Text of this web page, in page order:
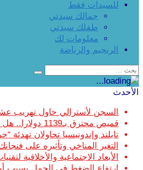
للسيدات فقط
جمالك سيدتي
طفلك سيدتي
معلومات لك
الريجيم والرياضة
الأحدث
السجن لأسترالي حاول تهريب
قميص محترق بـ1139 دولارا.. هل تفقد الموضة عقلها؟
تايلند وإندونيسيا تحاولان تهدئة
التغير المناخي وتأثيره على
الأبعاد الاجتماعية والأخلاقية